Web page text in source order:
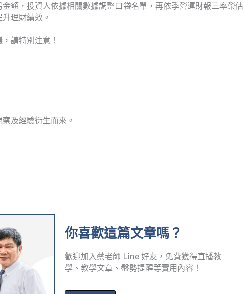
額，投資人依據相關數據調整口袋名單，再依季營運財報三率榮估
理財績效。
請特別注意！
及經驗衍生而來。
你喜歡這篇文章嗎？
歡迎加入蔡老師 Line 好友，免費獲得直播教
學、教學文章、盤勢提醒等實用內容！